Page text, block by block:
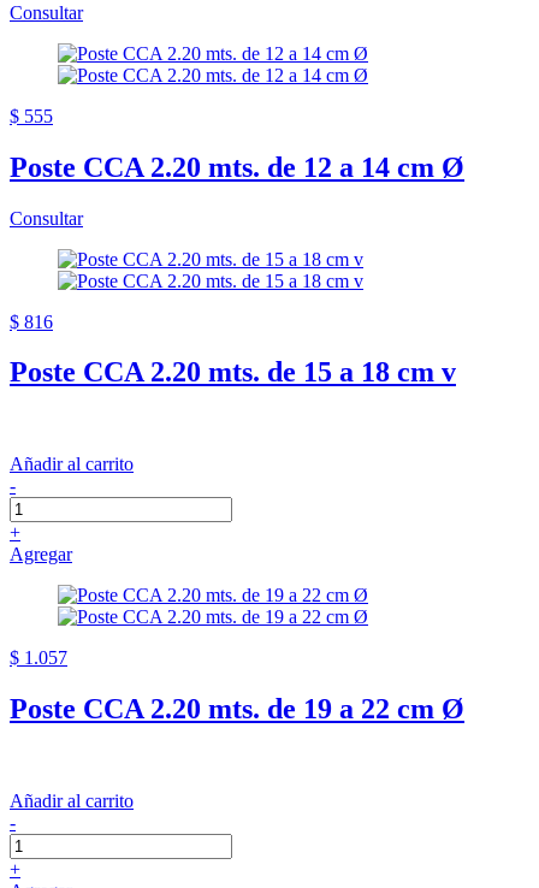
Consultar
$ 555
Poste CCA 2.20 mts. de 12 a 14 cm Ø
Consultar
$ 816
Poste CCA 2.20 mts. de 15 a 18 cm v
Añadir al carrito
-
+
Agregar
$ 1.057
Poste CCA 2.20 mts. de 19 a 22 cm Ø
Añadir al carrito
-
+